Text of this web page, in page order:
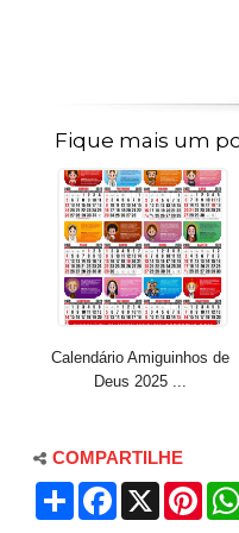
Fique mais um
Calendário Amiguinhos de
Deus 2025 ...
COMPARTILHE
S
X